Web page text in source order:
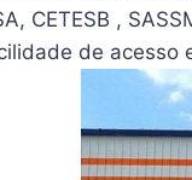
CETESB ,
de acesso